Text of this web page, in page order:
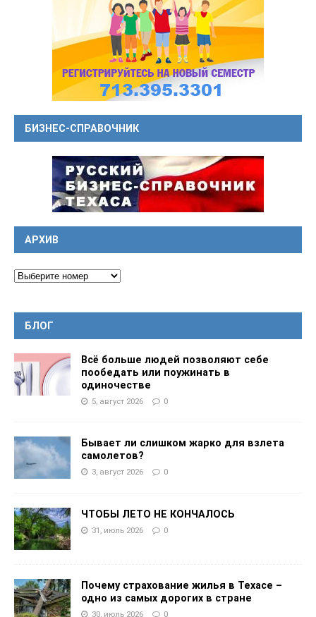
БИЗНЕС-СПРАВОЧНИК
АРХИВ
БЛОГ
Всё больше людей позволяют себе
пообедать или поужинать в
одиночестве
5, август 2026 0
Бывает ли слишком жарко для взлета
самолетов?
3, август 2026 0
ЧТОБЫ ЛЕТО НЕ КОНЧАЛОСЬ
31, июль 2026 0
Почему страхование жилья в Техасе –
одно из самых дорогих в стране
30, июль 2026 0